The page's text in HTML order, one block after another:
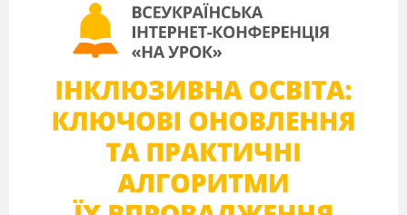
— Це неповний перелік епітетів про
цю видатну постать. Але щоб
розпочати наш пізнавальний екскурс,
учні-консультанти перевірили наявність
письмового домашнього завдання.